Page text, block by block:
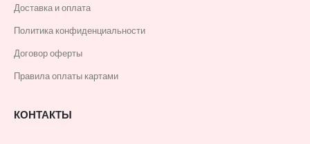
Доставка и оплата
Политика конфиденциальности
Договор оферты
Правила оплаты картами
КОНТАКТЫ